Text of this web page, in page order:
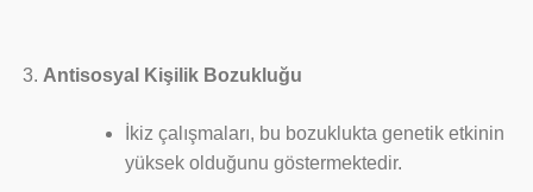
Antisosyal Kişilik Bozukluğu
İkiz çalışmaları, bu bozuklukta genetik etkinin
yüksek olduğunu göstermektedir.